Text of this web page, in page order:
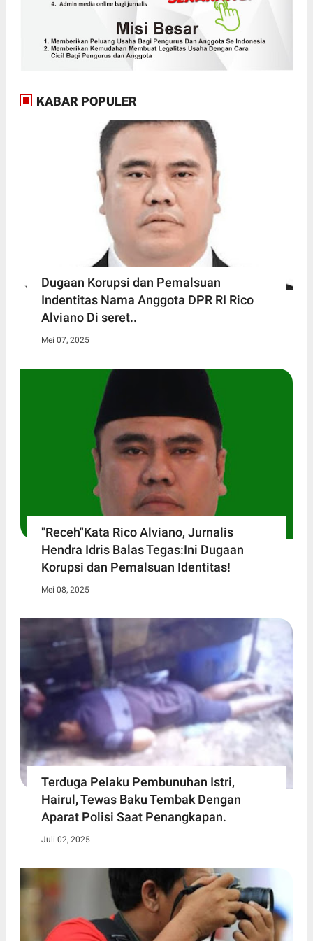
KABAR POPULER
Dugaan Korupsi dan Pemalsuan
Indentitas Nama Anggota DPR RI Rico
Alviano Di seret..
Mei 07, 2025
"Receh"Kata Rico Alviano, Jurnalis
Hendra Idris Balas Tegas:Ini Dugaan
Korupsi dan Pemalsuan Identitas!
Mei 08, 2025
Terduga Pelaku Pembunuhan Istri,
Hairul, Tewas Baku Tembak Dengan
Aparat Polisi Saat Penangkapan.
Juli 02, 2025